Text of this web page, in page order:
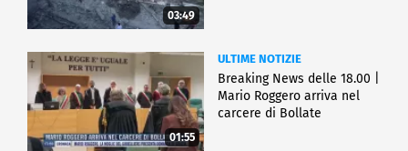
03:49
01:55
ULTIME NOTIZIE
Breaking News delle 18.00 |
Mario Roggero arriva nel
carcere di Bollate